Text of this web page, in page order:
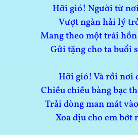
Hỡi gió! Người từ
Vượt ngàn hải lý
Mang theo một trái
Gửi tặng cho ta buổi
Hỡi gió! Và rồi nơi
Chiều chiều bàng bạc
Trải dòng man mát
Xoa dịu cho em bớt